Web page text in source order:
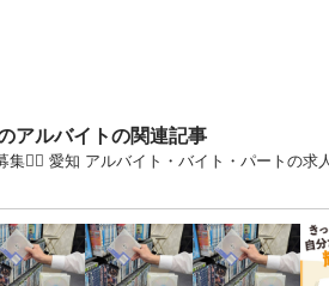
アルバイトの関連記事
集👮‍♂️ 愛知 アルバイト・バイト・パートの